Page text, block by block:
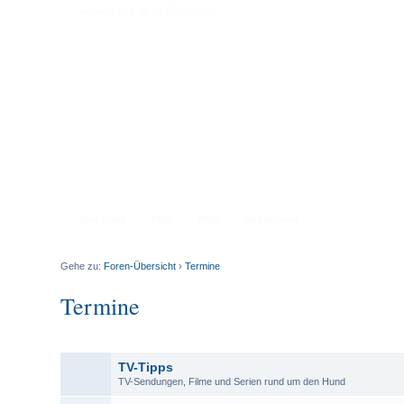
Gehe zu: Foren-Übersicht ›Termine
Termine
TV-Tipps
TV-Sendungen, Filme und Serien rund um den Hund